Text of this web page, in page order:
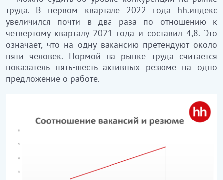
труда. В первом квартале 2022 года hh.индекс
увеличился почти в два раза по отношению к
четвертому кварталу 2021 года и составил 4,8. Это
означает, что на одну вакансию претендуют около
пяти человек. Нормой на рынке труда считается
показатель пять-шесть активных резюме на одно
предложение о работе.